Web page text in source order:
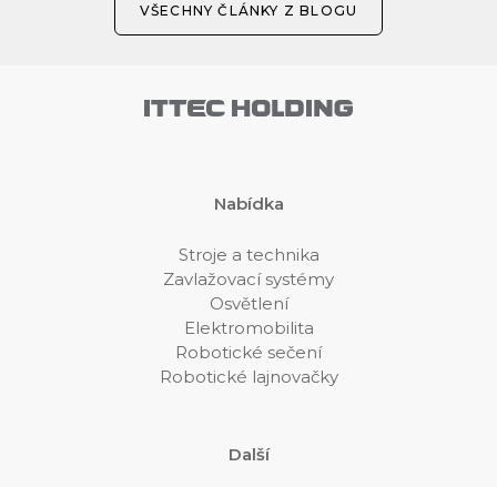
VŠECHNY ČLÁNKY Z BLOGU
Nabídka
Stroje a technika
Zavlažovací systémy
Osvětlení
Elektromobilita
Robotické sečení
Robotické lajnovačky
Další